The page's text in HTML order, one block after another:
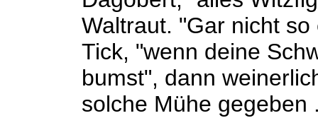
Waltraut. "Gar nicht
Tick, "wenn deine
bumst", dann
solche Mühe gegeben